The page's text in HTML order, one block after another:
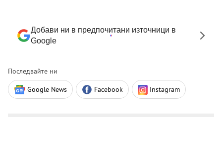
Добави ни в предпочитани източници в
Google
Последвайте ни
Google News Facebook Instagram